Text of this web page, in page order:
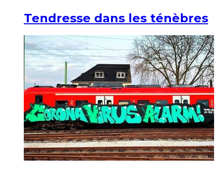
Tendresse dans les ténèbres